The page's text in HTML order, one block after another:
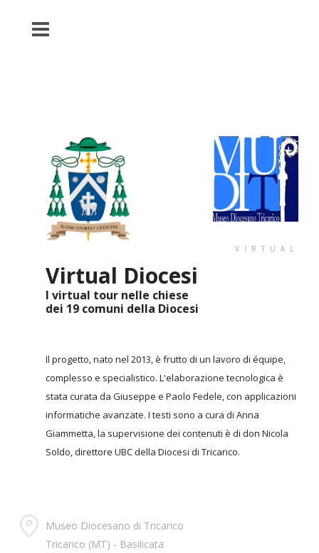
VIRTUAL
Virtual Diocesi
I virtual tour nelle chiese
dei 19 comuni della Diocesi
Il progetto, nato nel 2013, è frutto di un lavoro di équipe,
complesso e specialistico. L'elaborazione tecnologica è
stata curata da Giuseppe e Paolo Fedele, con applicazioni
informatiche avanzate. I testi sono a cura di Anna
Giammetta, la supervisione dei contenuti è di don Nicola
Soldo, direttore UBC della Diocesi di Tricarico.
Museo Diocesano di Tricarico
Tricarico (MT) - Basilicata